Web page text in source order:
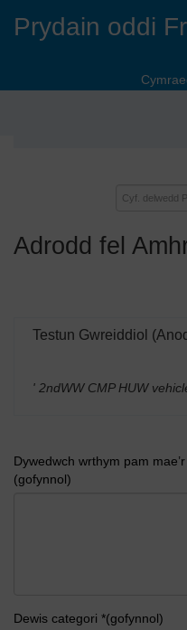
Prydain oddi
Adrodd fel
Testun Gwreiddiol
' 2ndWW CMP HUW
Dywedwch wrthym pam
(gofynnol)
Dewis categori *(gofynnol)